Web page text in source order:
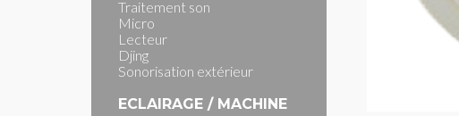
Traitement son
Micro
Lecteur
Djing
Sonorisation extérieur
ECLAIRAGE / MACHINE